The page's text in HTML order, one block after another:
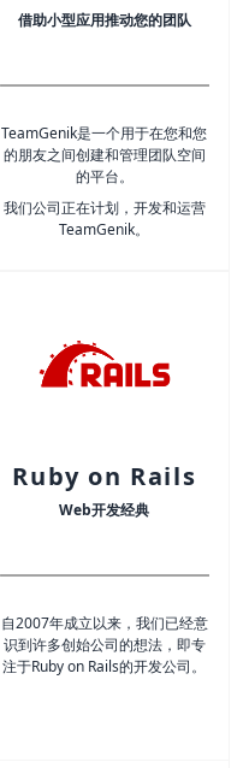
借助小型应用推动您的团队
TeamGenik是一个用于在您和您
的朋友之间创建和管理团队空间
的平台。
我们公司正在计划，开发和运营
TeamGenik。
Ruby on Rails
Web开发经典
自2007年成立以来，我们已经意
识到许多创始公司的想法，即专
注于Ruby on Rails的开发公司。